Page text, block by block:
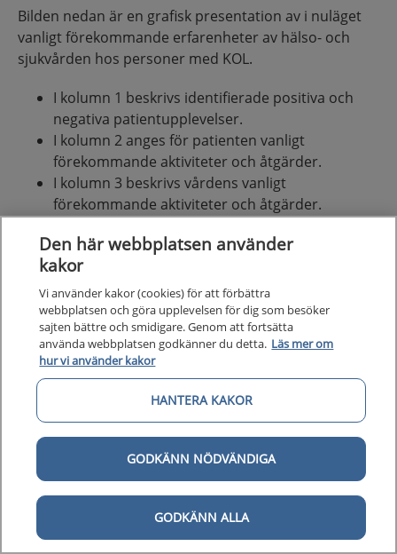
Bilden nedan är en grafisk presentation av i nuläget
vanligt förekommande erfarenheter av hälso- och
sjukvården hos personer med KOL.
I kolumn 1 beskrivs identifierade positiva och
negativa patientupplevelser.
I kolumn 2 anges för patienten vanligt
förekommande aktiviteter och åtgärder.
I kolumn 3 beskrivs vårdens vanligt
förekommande aktiviteter och åtgärder.
som patienterna möter. Vårdförloppet är
utformat för att adressera dessa utmaningar
som även avspeglas i vårdförloppets mål och
indikatorer.
Den här webbplatsen använder
kakor
Vi använder kakor (cookies) för att förbättra
webbplatsen och göra upplevelsen för dig som besöker
sajten bättre och smidigare. Genom att fortsätta
använda webbplatsen godkänner du detta. Läs mer om
hur vi använder kakor
HANTERA KAKOR
GODKÄNN NÖDVÄNDIGA
GODKÄNN ALLA